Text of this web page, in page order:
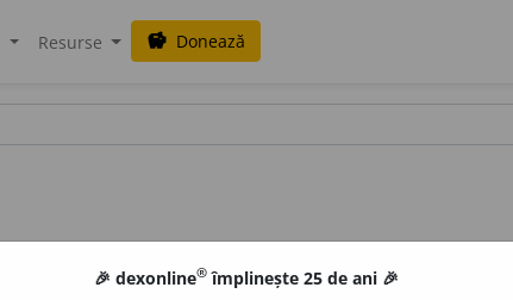
Resurse savings Donează
🎉 dexonline® împlinește 25 de ani 🎉